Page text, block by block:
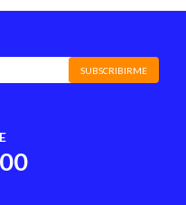
SUBSCRIBIRME